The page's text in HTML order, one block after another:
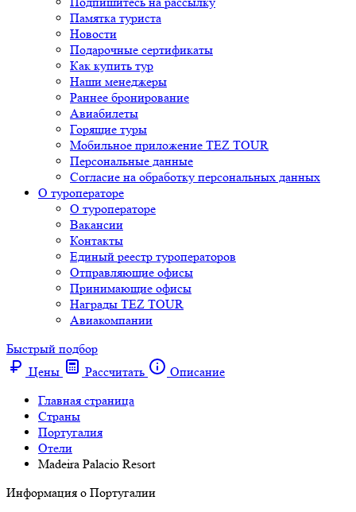
Памятка туриста
Новости
Подарочные сертификаты
Как купить тур
Наши менеджеры
Раннее бронирование
Авиабилеты
Горящие туры
Мобильное приложение TEZ TOUR
Персональные данные
Согласие на обработку персональных данных
О туроператоре
О туроператоре
Вакансии
Контакты
Единый реестр туроператоров
Отправляющие офисы
Принимающие офисы
Награды TEZ TOUR
Авиакомпании
Быстрый подбор
Цены
Рассчитать
Описание
Главная страница
Cтраны
Португалия
Отели
Madeira Palacio Resort
Информация о Португалии